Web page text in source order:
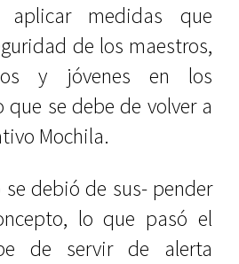
medidas que
de los maestros,
y jóvenes en los
se debe de volver a
Mochila.
se debió de sus- pender
lo que pasó el
de servir de alerta